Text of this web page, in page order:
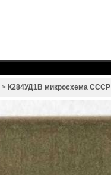
> К284УД1В микросхема СССР